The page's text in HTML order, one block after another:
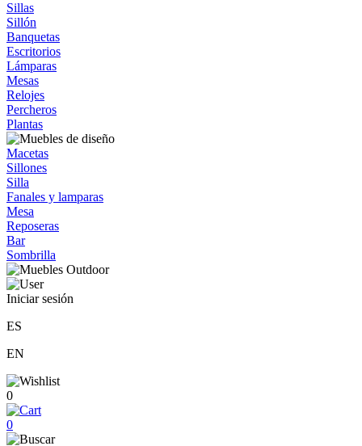
Sillas
Sillón
Banquetas
Escritorios
Lámparas
Mesas
Relojes
Percheros
Plantas
Macetas
Sillones
Silla
Fanales y lamparas
Mesa
Reposeras
Bar
Sombrilla
Iniciar sesión
ES
EN
0
0